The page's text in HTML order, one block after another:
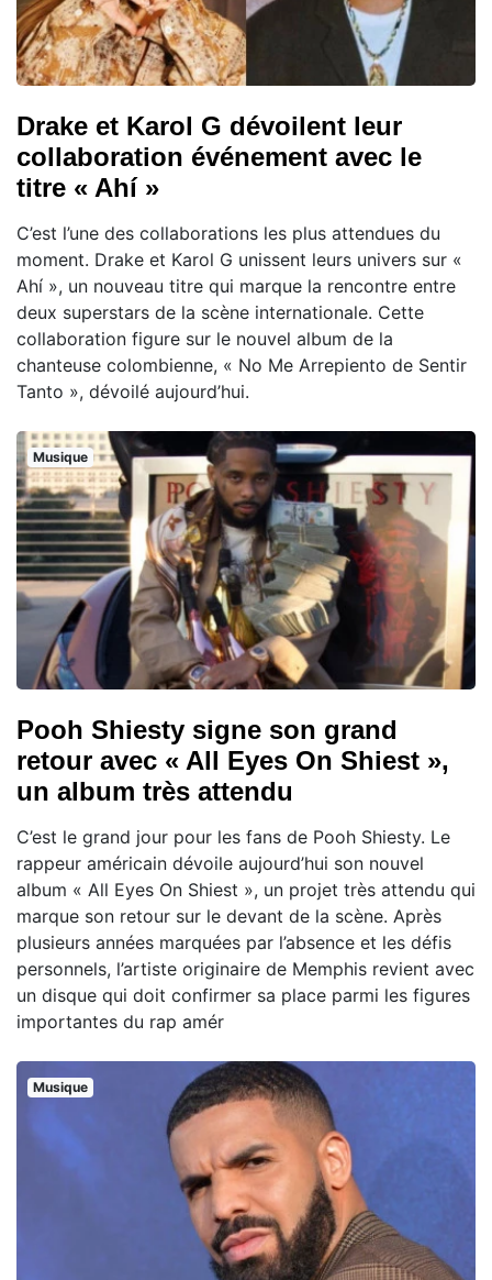
Drake et Karol G dévoilent leur
collaboration événement avec le
titre « Ahí »
C’est l’une des collaborations les plus attendues du
moment. Drake et Karol G unissent leurs univers sur «
Ahí », un nouveau titre qui marque la rencontre entre
deux superstars de la scène internationale. Cette
collaboration figure sur le nouvel album de la
chanteuse colombienne, « No Me Arrepiento de Sentir
Tanto », dévoilé aujourd’hui.
Musique
Pooh Shiesty signe son grand
retour avec « All Eyes On Shiest »,
un album très attendu
C’est le grand jour pour les fans de Pooh Shiesty. Le
rappeur américain dévoile aujourd’hui son nouvel
album « All Eyes On Shiest », un projet très attendu qui
marque son retour sur le devant de la scène. Après
plusieurs années marquées par l’absence et les défis
personnels, l’artiste originaire de Memphis revient avec
un disque qui doit confirmer sa place parmi les figures
importantes du rap amér
Musique